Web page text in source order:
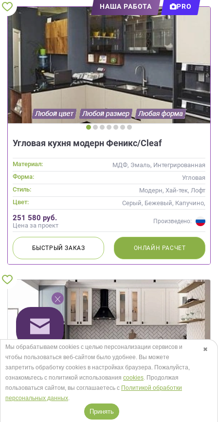
НАША РАБОТА PRO
Угловая кухня модерн Феникс/Cleaf
Материал:
МДФ, Эмаль, Интегрированная
ручка, Стекло
Форма:
Угловая
Стиль:
Модерн, Хай-тек, Лофт
Цвет:
Серый, Бежевый, Капучино,
Кремовый, Слоновая кость
251 580 руб.
Цена за проект
Произведено:
БЫСТРЫЙЗАКАЗ ОНЛАЙН РАСЧЕТ
✖
Мы обрабатываем cookies с целью персонализации сервисов и
чтобы пользоваться веб-сайтом было удобнее. Вы можете
запретить обработку сookies в настройках браузера. Пожалуйста,
ознакомьтесь с политикой использования cookies. Продолжая
пользоваться сайтом, вы соглашаетесь с Политикой обработки
персональных данных.
Принять